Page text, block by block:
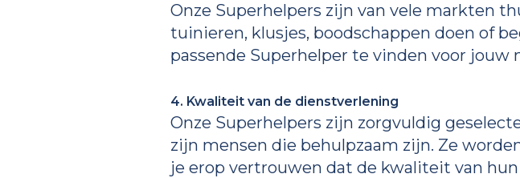
Onze Superhelpers zijn van vele markten
tuinieren, klusjes, boodschappen doen of
passende Superhelper te vinden voor jouw
4. Kwaliteit van de dienstverlening
Onze Superhelpers zijn zorgvuldig
zijn mensen die behulpzaam zijn. Ze
je erop vertrouwen dat de kwaliteit van